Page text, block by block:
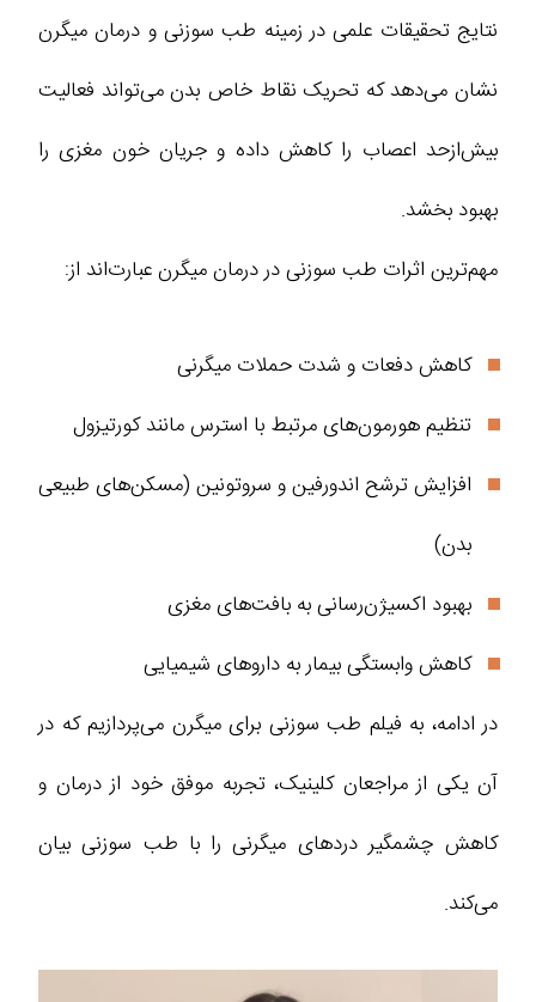
نتایج تحقیقات علمی در زمینه طب سوزنی و درمان میگرن
نشان می‌دهد که تحریک نقاط خاص بدن می‌تواند فعالیت
بیش‌ازحد اعصاب را کاهش داده و جریان خون مغزی را
بهبود بخشد.
مهم‌ترین اثرات طب سوزنی در درمان میگرن عبارت‌اند از:
کاهش دفعات و شدت حملات میگرنی
تنظیم هورمون‌های مرتبط با استرس مانند کورتیزول
افزایش ترشح اندورفین و سروتونین (مسکن‌های طبیعی
بدن)
بهبود اکسیژن‌رسانی به بافت‌های مغزی
کاهش وابستگی بیمار به داروهای شیمیایی
در ادامه، به فیلم طب سوزنی برای میگرن می‌پردازیم که در
آن یکی از مراجعان کلینیک، تجربه موفق خود از درمان و
کاهش چشمگیر دردهای میگرنی را با طب سوزنی بیان
می‌کند.